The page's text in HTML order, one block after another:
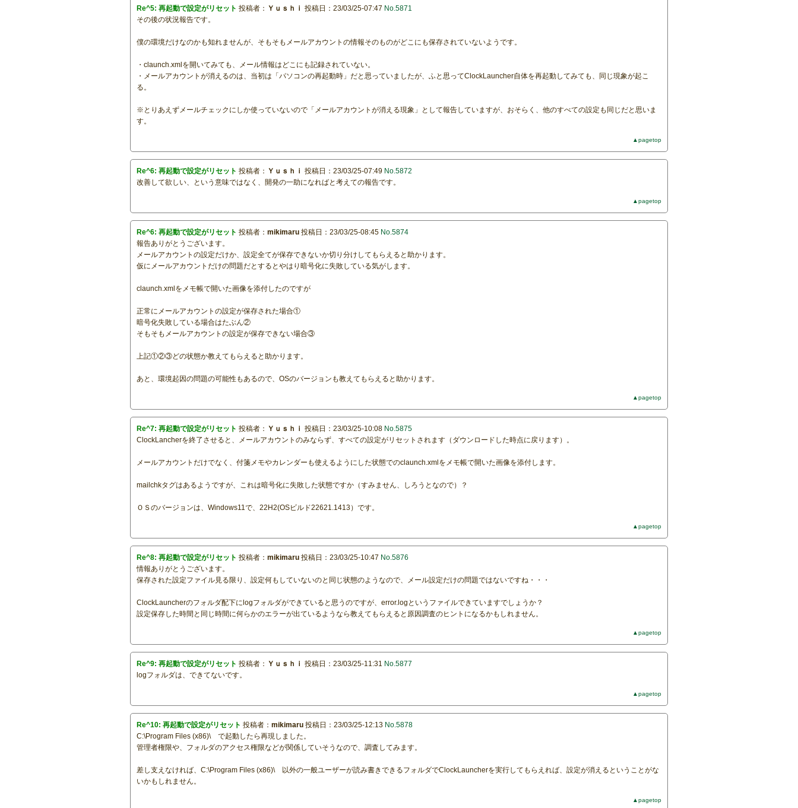
Re^5: 再起動で設定がリセット 投稿者： Ｙｕｓｈｉ 投稿日：23/03/25-07:47 No.5871
その後の状況報告です。
僕の環境だけなのかも知れませんが、そもそもメールアカウントの情報そのものがどこにも保存されていないようです。
・claunch.xmlを開いてみても、メール情報はどこにも記録されていない。
・メールアカウントが消えるのは、当初は「パソコンの再起動時」だと思っていましたが、ふと思ってClockLauncher自体を再起動してみても、同じ現象が起こ
る。
※とりあえずメールチェックにしか使っていないので「メールアカウントが消える現象」として報告していますが、おそらく、他のすべての設定も同じだと思いま
す。
▲pagetop
Re^6: 再起動で設定がリセット 投稿者： Ｙｕｓｈｉ 投稿日：23/03/25-07:49 No.5872
改善して欲しい、という意味ではなく、開発の一助になればと考えての報告です。
▲pagetop
Re^6: 再起動で設定がリセット 投稿者：mikimaru 投稿日：23/03/25-08:45 No.5874
報告ありがとうございます。
メールアカウントの設定だけか、設定全てが保存できないか切り分けしてもらえると助かります。
仮にメールアカウントだけの問題だとするとやはり暗号化に失敗している気がします。
claunch.xmlをメモ帳で開いた画像を添付したのですが
正常にメールアカウントの設定が保存された場合①
暗号化失敗している場合はたぶん②
そもそもメールアカウントの設定が保存できない場合③
上記①②③どの状態か教えてもらえると助かります。
あと、環境起因の問題の可能性もあるので、OSのバージョンも教えてもらえると助かります。
▲pagetop
Re^7: 再起動で設定がリセット 投稿者： Ｙｕｓｈｉ 投稿日：23/03/25-10:08 No.5875
ClockLancherを終了させると、メールアカウントのみならず、すべての設定がリセットされます（ダウンロードした時点に戻ります）。
メールアカウントだけでなく、付箋メモやカレンダーも使えるようにした状態でのclaunch.xmlをメモ帳で開いた画像を添付します。
mailchkタグはあるようですが、これは暗号化に失敗した状態ですか（すみません、しろうとなので）？
ＯＳのバージョンは、Windows11で、22H2(OSビルド22621.1413）です。
▲pagetop
Re^8: 再起動で設定がリセット 投稿者：mikimaru 投稿日：23/03/25-10:47 No.5876
情報ありがとうございます。
保存された設定ファイル見る限り、設定何もしていないのと同じ状態のようなので、メール設定だけの問題ではないですね・・・
ClockLauncherのフォルダ配下にlogフォルダができていると思うのですが、error.logというファイルできていますでしょうか？
設定保存した時間と同じ時間に何らかのエラーが出ているようなら教えてもらえると原因調査のヒントになるかもしれません。
▲pagetop
Re^9: 再起動で設定がリセット 投稿者： Ｙｕｓｈｉ 投稿日：23/03/25-11:31 No.5877
logフォルダは、できてないです。
▲pagetop
Re^10: 再起動で設定がリセット 投稿者：mikimaru 投稿日：23/03/25-12:13 No.5878
C:\Program Files (x86)\ で起動したら再現しました。
管理者権限や、フォルダのアクセス権限などが関係していそうなので、調査してみます。
差し支えなければ、C:\Program Files (x86)\ 以外の一般ユーザーが読み書きできるフォルダでClockLauncherを実行してもらえれば、設定が消えるということがな
いかもしれません。
▲pagetop